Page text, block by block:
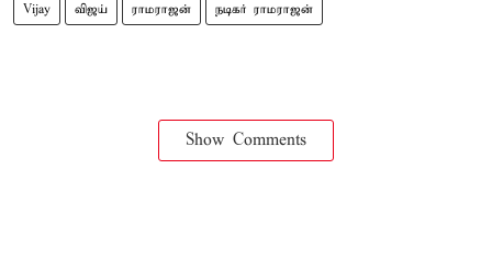
Vijay விஜய் ராமராஜன் நடிகர் ராமராஜன்
Show Comments